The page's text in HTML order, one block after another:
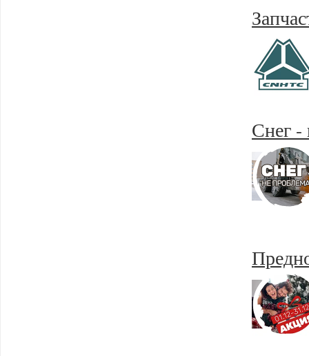
Снег -